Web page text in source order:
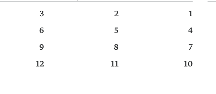
1
2
3
4
5
6
7
8
9
10
11
12